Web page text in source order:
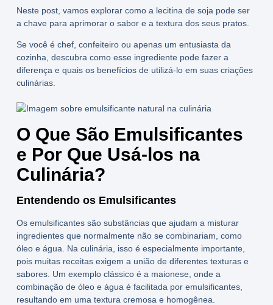
Neste post, vamos explorar como a lecitina de soja pode ser
a chave para aprimorar o sabor e a textura dos seus pratos.
Se você é chef, confeiteiro ou apenas um entusiasta da
cozinha, descubra como esse ingrediente pode fazer a
diferença e quais os benefícios de utilizá-lo em suas criações
culinárias.
O Que São Emulsificantes
e Por Que Usá-los na
Culinária?
Entendendo os Emulsificantes
Os emulsificantes são substâncias que ajudam a misturar
ingredientes que normalmente não se combinariam, como
óleo e água. Na culinária, isso é especialmente importante,
pois muitas receitas exigem a união de diferentes texturas e
sabores. Um exemplo clássico é a maionese, onde a
combinação de óleo e água é facilitada por emulsificantes,
resultando em uma textura cremosa e homogênea.